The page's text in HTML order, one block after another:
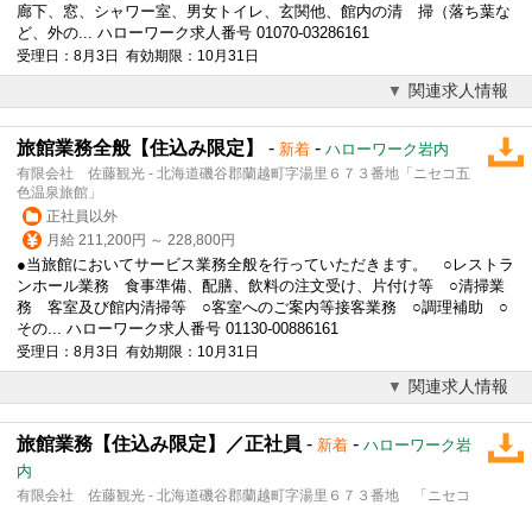
廊下、窓、シャワー室、男女トイレ、玄関他、館内の清 掃（落ち葉な
ど、外の... ハローワーク求人番号 01070-03286161
受理日：8月3日 有効期限：10月31日
関連求人情報
旅館業務全般【住込み限定】 - 新着 - ハローワーク岩内
有限会社 佐藤観光 - 北海道磯谷郡蘭越町字湯里６７３番地「ニセコ五
色温泉旅館」
正社員以外
月給 211,200円 ～ 228,800円
●当旅館においてサービス業務全般を行っていただきます。 ○レストラ
ンホール業務 食事準備、配膳、飲料の注文受け、片付け等 ○清掃業
務 客室及び館内清掃等 ○客室へのご案内等接客業務 ○調理補助 ○
その... ハローワーク求人番号 01130-00886161
受理日：8月3日 有効期限：10月31日
関連求人情報
旅館業務【住込み限定】／正社員 - 新着 - ハローワーク岩
内
有限会社 佐藤観光 - 北海道磯谷郡蘭越町字湯里６７３番地 「ニセコ